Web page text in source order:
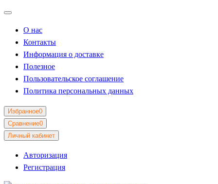
О нас
Контакты
Информация о доставке
Полезное
Пользовательское соглашение
Политика персональных данных
Избранное0
Сравнение0
Личный кабинет
Авторизация
Регистрация